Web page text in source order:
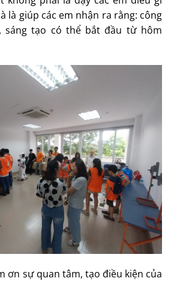
là giúp các em nhận ra rằng: công
sáng tạo có thể bắt đầu từ hôm
ơn sự quan tâm, tạo điều kiện của